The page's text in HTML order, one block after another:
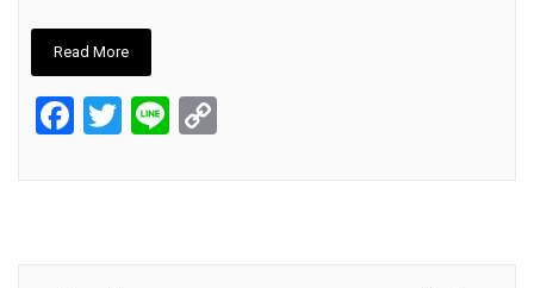
Read More
Facebook
Twitter
Line